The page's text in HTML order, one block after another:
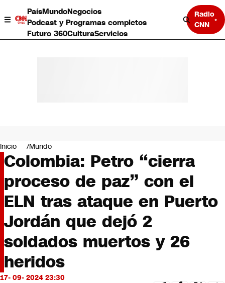
PaísMundoNegocios
Podcast y Programas completos
Futuro 360CulturaServicios
Radio
CNN
Negocios
Deportes
Programas completos
Cultura
Servicios
Bits
CNN tiempo
Futuro 360
Opinión
Inicio Mundo
Colombia: Petro “cierra
proceso de paz” con el
ELN tras ataque en Puerto
Jordán que dejó 2
soldados muertos y 26
heridos
17- 09- 2024 23:30